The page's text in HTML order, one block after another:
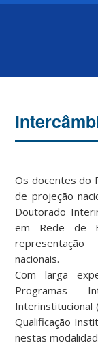
Os docentes do
de projeção
Doutorado
em Rede de
nacionais.
Com larga
Programas
Interinstitucional
Qualificação
nestas